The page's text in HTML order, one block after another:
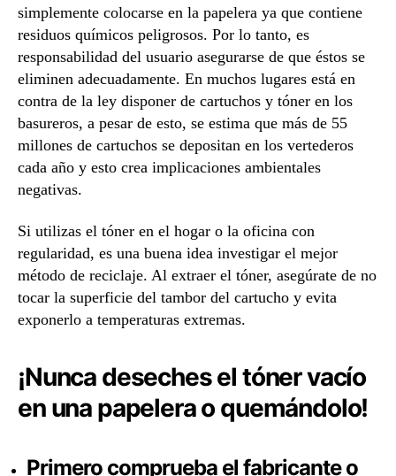
simplemente colocarse en la papelera ya que contiene
residuos químicos peligrosos. Por lo tanto, es
responsabilidad del usuario asegurarse de que éstos se
eliminen adecuadamente. En muchos lugares está en
contra de la ley disponer de cartuchos y tóner en los
basureros, a pesar de esto, se estima que más de 55
millones de cartuchos se depositan en los vertederos
cada año y esto crea implicaciones ambientales
negativas.
Si utilizas el tóner en el hogar o la oficina con
regularidad, es una buena idea investigar el mejor
método de reciclaje. Al extraer el tóner, asegúrate de no
tocar la superficie del tambor del cartucho y evita
exponerlo a temperaturas extremas.
¡Nunca deseches el tóner vacío
en una papelera o quemándolo!
Primero comprueba el fabricante o